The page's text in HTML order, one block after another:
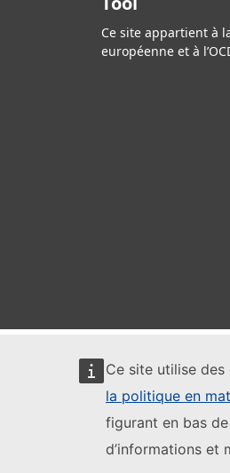
Ce site utilise
la politique en
figurant en bas
d’informations et
Ce site appartient à
européenne et à